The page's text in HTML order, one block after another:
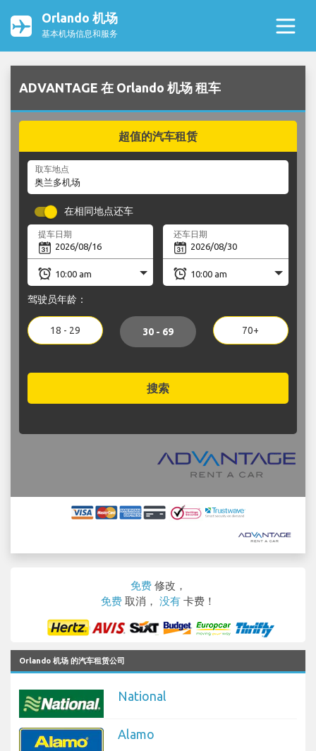
Orlando 机场
基本机场信息和服务
ADVANTAGE 在 Orlando 机场 租车
超值的汽车租赁
取车地点
在相同地点还车
提车日期 还车日期
驾驶员年龄：
18 - 29 30 - 69 70+
搜索
免费 修改，
免费 取消， 没有 卡费！
Orlando 机场 的汽车租赁公司
National
Alamo